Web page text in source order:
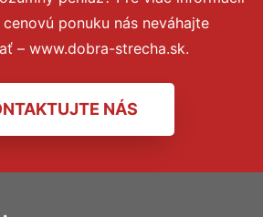
ponuku nás neváhajte
– www.dobra-strecha.sk.
NÁS